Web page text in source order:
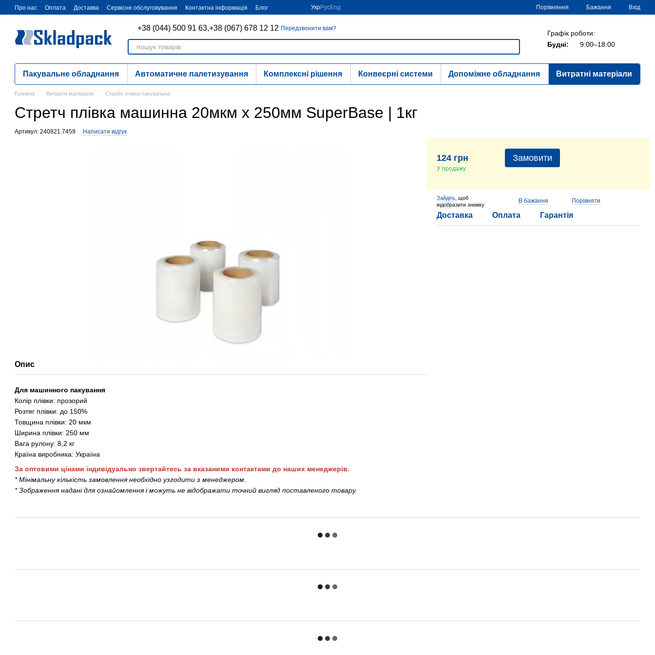
Перейти до основного контенту
Про нас Оплата Доставка Сервісне обслуговування Контактна інформація Блог УкрРусEng Порівняння Бажання Вхід
+38 (044) 500 91 63,+38 (067) 678 12 12 Передзвонити вам?
Графік роботи:
Будні:
9:00–18:00
Пакувальне обладнання Автоматичне палетизування Комплексні рішення Конвеєрні системи Допоміжне обладнання Витратні матеріали
Головна Витратні матеріали Стрейч плівка пакувальна
Стретч плівка машинна 20мкм х 250мм SuperBase | 1кг
Артикул: 240821.7459 Написати відгук
Опис
Для машинного пакування
Колір плівки: прозорий
Розтяг плівки: до 150%
Товщина плівки: 20 мкм
Ширина плівки: 250 мм
Вага рулону: 8,2 кг
Країна виробника: Україна
За оптовими цінами індивідуально звертайтесь за вказаними контактами до наших менеджерів.
* Мінімальну кількість замовлення необхідно узгодити з менеджером.
* Зображення надані для ознайомлення і можуть не відображати точний вигляд поставленого товару.
124 грн
У продажу
Замовити
Зайдіть , щоб
відобразити знижку
В бажання Порівняти
Доставка Оплата Гарантія